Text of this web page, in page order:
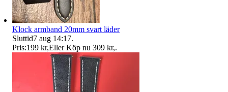
Klock armband 20mm svart läder
Sluttid7 aug 14:17.
Pris:199 kr,Eller Köp nu 309 kr,.